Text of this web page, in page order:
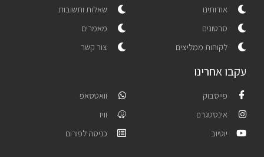
אודותינו
סרטונים
לקוחות ממליצים
שאלות ותשובות
מאמרים
צור קשר
עקבו אחרינו
פייסבוק
אינסטגרם
יוטיוב
וואטסאפ
וויז
כניסה לפורום